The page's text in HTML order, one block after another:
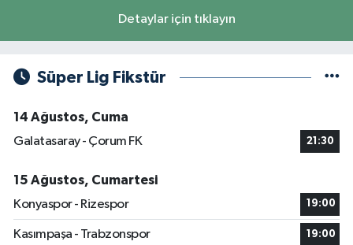
Detaylar için tıklayın
Süper Lig Fikstür
14 Ağustos, Cuma
Galatasaray - Çorum FK
21:30
15 Ağustos, Cumartesi
Konyaspor - Rizespor
19:00
Kasımpaşa - Trabzonspor 19:00